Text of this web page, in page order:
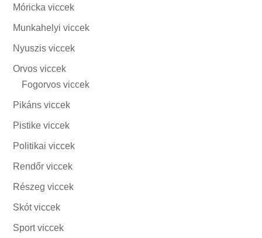
Móricka viccek
Munkahelyi viccek
Nyuszis viccek
Orvos viccek
Fogorvos viccek
Pikáns viccek
Pistike viccek
Politikai viccek
Rendőr viccek
Részeg viccek
Skót viccek
Sport viccek